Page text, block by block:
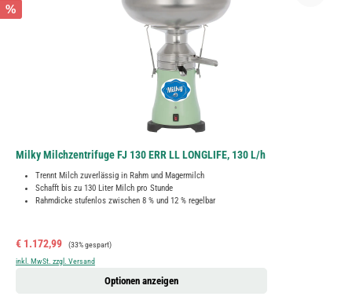
%
Milky Milchzentrifuge FJ 130 ERR LL LONGLIFE, 130 L/h
Trennt Milch zuverlässig in Rahm und Magermilch
Schafft bis zu 130 Liter Milch pro Stunde
Rahmdicke stufenlos zwischen 8 % und 12 % regelbar
Verkaufspreis:
€ 1.172,99 Regulärer Preis:
(33% gespart)
inkl. MwSt. zzgl. Versand
Optionen anzeigen